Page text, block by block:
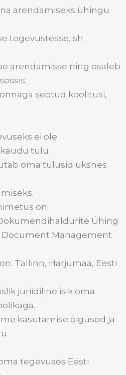
arendamiseks ühingu
tegevustesse, sh
arendamisse ning osaleb
seotud koolitusi,
ei ole
tulu
oma tulusid üksnes
on:
Ühing
Document Management
Tallinn, Harjumaa, Eesti
juriidiline isik oma
kasutamise õigused ja
tegevuses Eesti